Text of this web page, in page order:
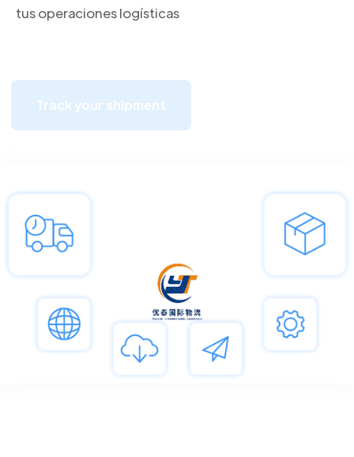
tus operaciones logísticas
Track your shipment